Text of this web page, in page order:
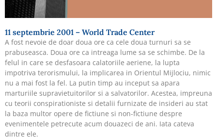
11 septembrie 2001 – World Trade Center
A fost nevoie de doar doua ore ca cele doua turnuri sa se
prabuseasca. Doua ore ca intreaga lume sa se schimbe. De la
felul in care se desfasoara calatoriile aeriene, la lupta
impotriva terorismului, la implicarea in Orientul Mijlociu, nimic
nu a mai fost la fel. La putin timp au inceput sa apara
marturiile supravietuitorilor si a salvatorilor. Acestea, impreuna
cu teorii conspirationiste si detalii furnizate de insideri au stat
la baza multor opere de fictiune si non-fictiune despre
evenimentele petrecute acum douazeci de ani. Iata cateva
dintre ele.